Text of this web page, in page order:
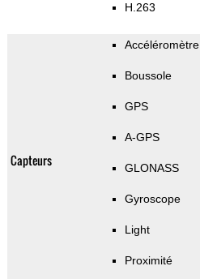
H.263
Capteurs
Accéléromètre
Boussole
GPS
A-GPS
GLONASS
Gyroscope
Light
Proximité